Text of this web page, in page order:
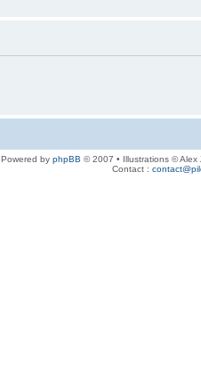
Powered by phpBB © 2007 • Illustrations © Alex
Contact :